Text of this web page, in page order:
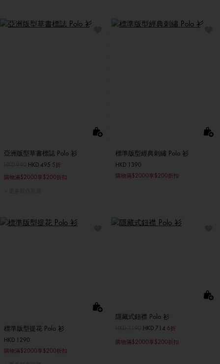
亞洲版型草書標誌 Polo 衫
價格扣減從至HKD 495 5折
購物滿$2000享$200折扣
標準版型經典刺繡 Polo 衫
HKD 1390
購物滿$2000享$200折扣
標準版型提花 Polo 衫
HKD 1290
購物滿$2000享$200折扣
隱藏式鈕襟 Polo 衫
至HKD 714 6折
購物滿$2000享$200折扣